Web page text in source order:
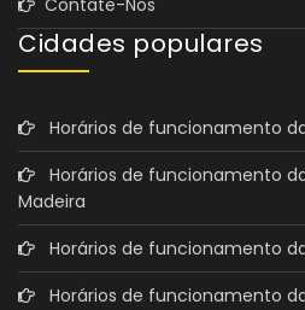
Contate-Nos
Cidades populares
Horários de funcionamento
Horários de funcionamento
Madeira
Horários de funcionamento
Horários de funcionamento